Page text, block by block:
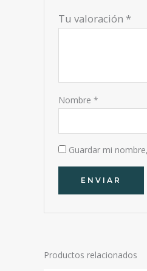
Tu valoración *
Nombre*
Guardar mi
Productos relacionados